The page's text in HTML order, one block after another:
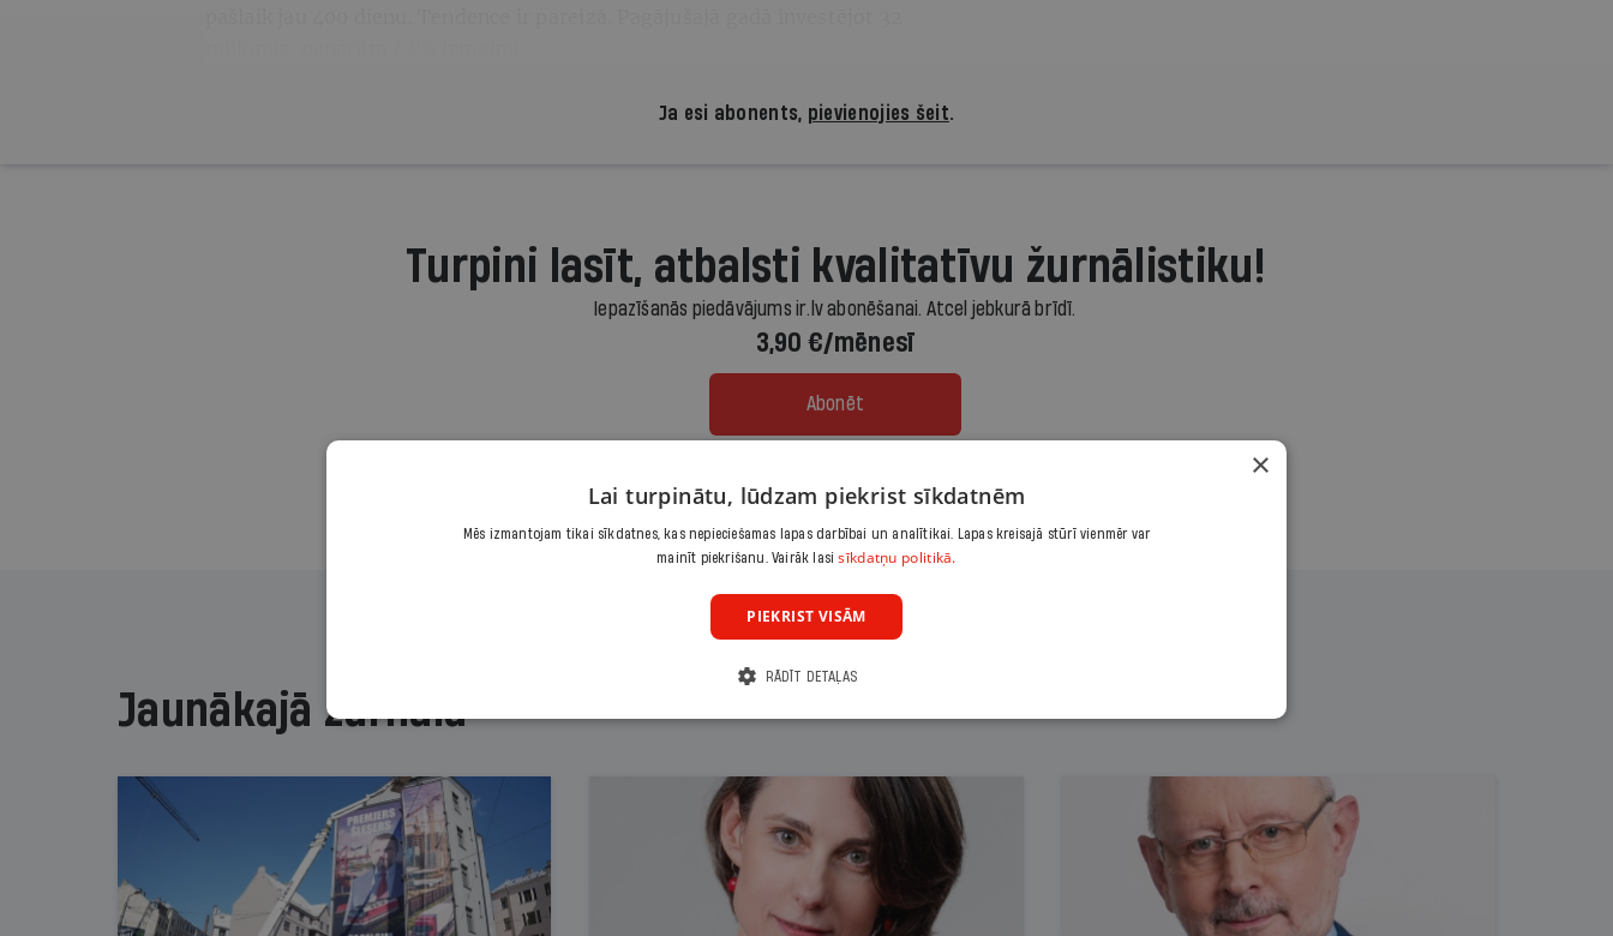
Ja esi abonents, pievienojies šeit.
Turpini lasīt, atbalsti kvalitatīvu žurnālistiku!
Iepazīšanās piedāvājums ir.lv abonēšanai. Atcel jebkurā brīdī.
3,90 €/mēnesī
Abonēt
Jaunākajā žurnālā
×
Lai turpinātu, lūdzam piekrist sīkdatnēm
Mēs izmantojam tikai sīkdatnes, kas nepieciešamas lapas darbībai un analītikai. Lapas kreisajā stūrī vienmēr var
mainīt piekrišanu. Vairāk lasisīkdatņu politikā.
PIEKRIST VISĀM
RĀDĪT DETAĻAS